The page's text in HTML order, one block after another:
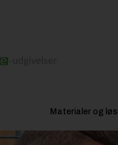
Materialer og